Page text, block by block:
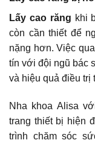
Lấy cao răng khi
còn cần thiết để
nặng hơn. Việc
tín với đội ngũ bác
và hiệu quả điều trị
Nha khoa Alisa
trang thiết bị hiện
trình chăm sóc